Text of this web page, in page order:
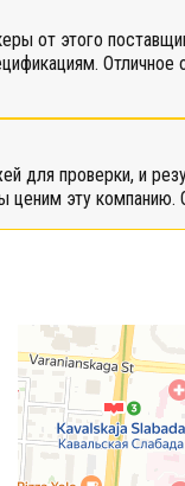
от этого
для проверки, и
ценим эту